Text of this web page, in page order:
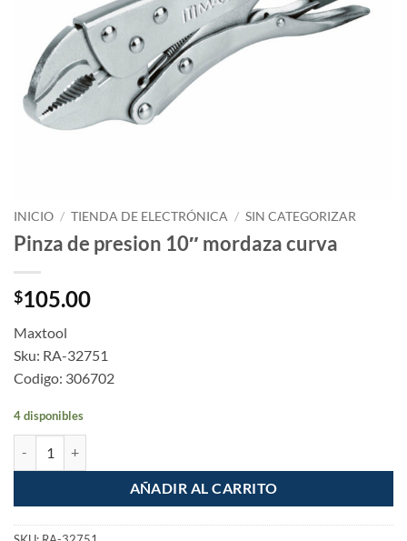
INICIO / TIENDA DE ELECTRÓNICA / SIN CATEGORIZAR
Pinza de presion 10″ mordaza curva
$105.00
Maxtool
Sku: RA-32751
Codigo: 306702
4 disponibles
AÑADIR AL CARRITO